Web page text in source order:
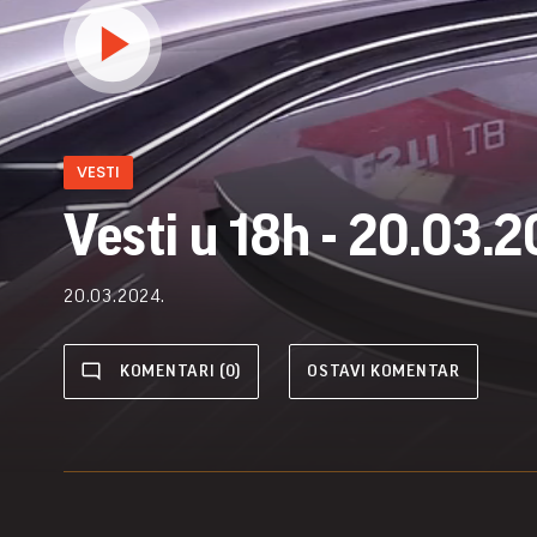
VESTI
Vesti u 18h -
20.03.2024.
KOMENTARI (0) OSTAVI KOMENTAR